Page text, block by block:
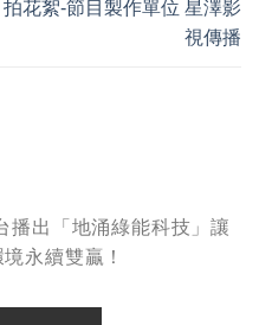
播出「地涌綠能科技」讓
永續雙贏！
拍花絮-節目製作單位 星澤影
視傳播